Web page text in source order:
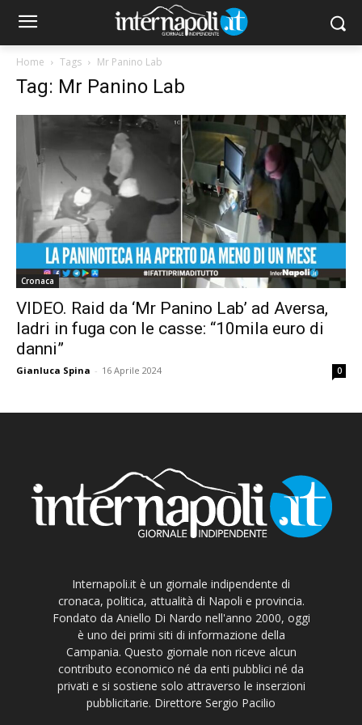
Home Tags Mr Panino Lab
Tag: Mr Panino Lab
Cronaca
VIDEO. Raid da ‘Mr Panino Lab’ ad Aversa,
ladri in fuga con le casse: “10mila euro di
danni”
Gianluca Spina - 16 Aprile 2024 0
Internapoli.it è un giornale indipendente di
cronaca, politica, attualità di Napoli e provincia.
Fondato da Aniello Di Nardo nell'anno 2000, oggi
è uno dei primi siti di informazione della
Campania. Questo giornale non riceve alcun
contributo economico né da enti pubblici né da
privati e si sostiene solo attraverso le inserzioni
pubblicitarie. Direttore Sergio Pacilio